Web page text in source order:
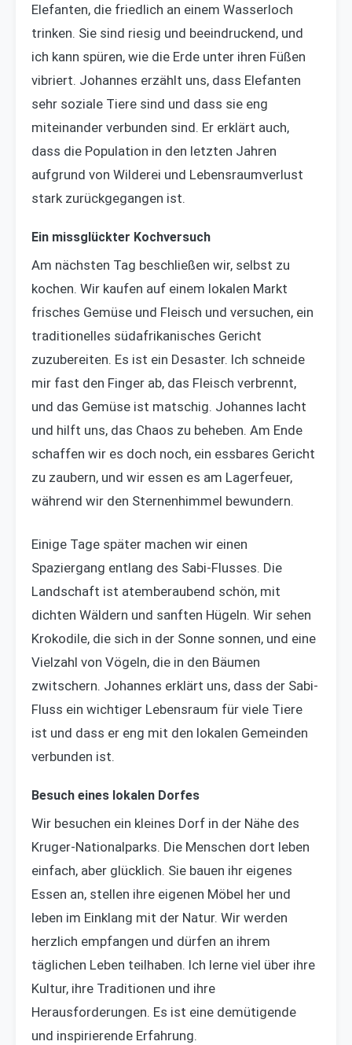
Elefanten, die friedlich an einem Wasserloch
trinken. Sie sind riesig und beeindruckend, und
ich kann spüren, wie die Erde unter ihren Füßen
vibriert. Johannes erzählt uns, dass Elefanten
sehr soziale Tiere sind und dass sie eng
miteinander verbunden sind. Er erklärt auch,
dass die Population in den letzten Jahren
aufgrund von Wilderei und Lebensraumverlust
stark zurückgegangen ist.
Ein missglückter Kochversuch
Am nächsten Tag beschließen wir, selbst zu
kochen. Wir kaufen auf einem lokalen Markt
frisches Gemüse und Fleisch und versuchen, ein
traditionelles südafrikanisches Gericht
zuzubereiten. Es ist ein Desaster. Ich schneide
mir fast den Finger ab, das Fleisch verbrennt,
und das Gemüse ist matschig. Johannes lacht
und hilft uns, das Chaos zu beheben. Am Ende
schaffen wir es doch noch, ein essbares Gericht
zu zaubern, und wir essen es am Lagerfeuer,
während wir den Sternenhimmel bewundern.
Einige Tage später machen wir einen
Spaziergang entlang des Sabi-Flusses. Die
Landschaft ist atemberaubend schön, mit
dichten Wäldern und sanften Hügeln. Wir sehen
Krokodile, die sich in der Sonne sonnen, und eine
Vielzahl von Vögeln, die in den Bäumen
zwitschern. Johannes erklärt uns, dass der Sabi-
Fluss ein wichtiger Lebensraum für viele Tiere
ist und dass er eng mit den lokalen Gemeinden
verbunden ist.
Besuch eines lokalen Dorfes
Wir besuchen ein kleines Dorf in der Nähe des
Kruger-Nationalparks. Die Menschen dort leben
einfach, aber glücklich. Sie bauen ihr eigenes
Essen an, stellen ihre eigenen Möbel her und
leben im Einklang mit der Natur. Wir werden
herzlich empfangen und dürfen an ihrem
täglichen Leben teilhaben. Ich lerne viel über ihre
Kultur, ihre Traditionen und ihre
Herausforderungen. Es ist eine demütigende
und inspirierende Erfahrung.